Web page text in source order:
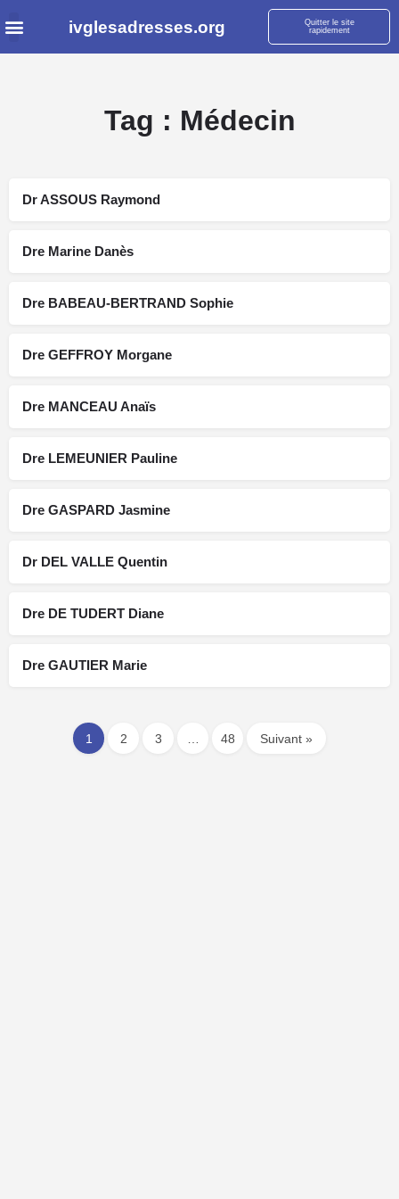
ivglesadresses.org
Quitter le site
rapidement
Tag : Médecin
Dr ASSOUS Raymond
Dre Marine Danès
Dre BABEAU-BERTRAND Sophie
Dre GEFFROY Morgane
Dre MANCEAU Anaïs
Dre LEMEUNIER Pauline
Dre GASPARD Jasmine
Dr DEL VALLE Quentin
Dre DE TUDERT Diane
Dre GAUTIER Marie
1 2 3 48 Suivant »